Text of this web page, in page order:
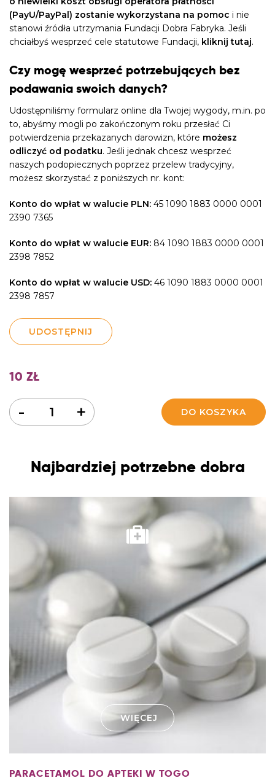
(PayU/PayPal) zostanie wykorzystana na pomoc i nie
stanowi źródła utrzymania Fundacji Dobra Fabryka. Jeśli
chciałbyś wesprzeć cele statutowe Fundacji, kliknij tutaj.
Czy mogę wesprzeć potrzebujących bez
podawania swoich danych?
Udostępniliśmy formularz online dla Twojej wygody, m.in. po
to, abyśmy mogli po zakończonym roku przesłać Ci
potwierdzenia przekazanych darowizn, które możesz
odliczyć od podatku. Jeśli jednak chcesz wesprzeć
naszych podopiecznych poprzez przelew tradycyjny,
możesz skorzystać z poniższych nr. kont:
Konto do wpłat w walucie PLN: 45 1090 1883 0000 0001
2390 7365
Konto do wpłat w walucie EUR: 84 1090 1883 0000 0001
2398 7852
Konto do wpłat w walucie USD: 46 1090 1883 0000 0001
2398 7857
UDOSTĘPNIJ
10 ZŁ
Ilość +
- DO KOSZYKA
Najbardziej potrzebne dobra
WIĘCEJ
PARACETAMOL DO APTEKI W TOGO